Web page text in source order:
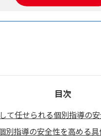
目次
て任せられる個別指導の
別指導の安全性を高める